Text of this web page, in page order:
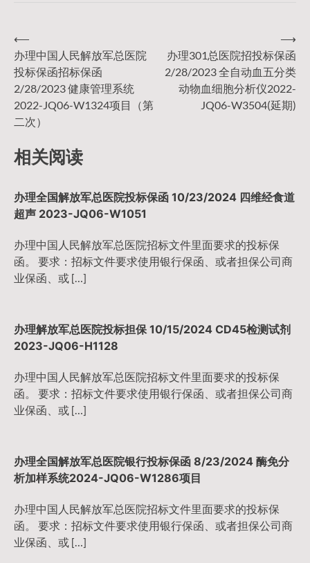
文
章
导
航
⟵
办理中国人民解放军总医院
投标保函招标保函
2/28/2023 健康管理系统
2022-JQ06-W1324项目（第
二次）
办理301总医院招投标保函
2/28/2023 全自动血五分类
动物血细胞分析仪2022-
JQ06-W3504(延期)
⟶
相关阅读
办理全国解放军总医院投标保函 10/23/2024 四维经食道
超声 2023-JQ06-W1051
办理中国人民解放军总医院招标文件里面要求的投标保
函。 要求：招标文件要求使用银行保函、或者担保公司商
业保函、或 […]
办理解放军总医院投标担保 10/15/2024 CD45检测试剂
2023-JQ06-H1128
办理中国人民解放军总医院招标文件里面要求的投标保
函。 要求：招标文件要求使用银行保函、或者担保公司商
业保函、或 […]
办理全国解放军总医院银行投标保函 8/23/2024 酶免分
析加样系统2024-JQ06-W1286项目
办理中国人民解放军总医院招标文件里面要求的投标保
函。 要求：招标文件要求使用银行保函、或者担保公司商
业保函、或 […]